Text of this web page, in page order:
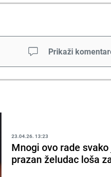
Prikaži
23.04.26. 13:23
Mnogi ovo rade
prazan želudac loša